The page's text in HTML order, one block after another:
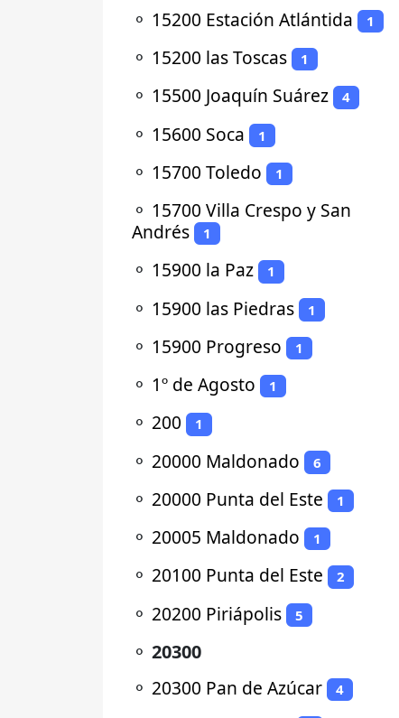
⚬ 15200 Estación Atlántida 1
⚬ 15200 las Toscas 1
⚬ 15500 Joaquín Suárez 4
⚬ 15600 Soca 1
⚬ 15700 Toledo 1
⚬ 15700 Villa Crespo y San
Andrés
1
⚬ 15900 la Paz 1
⚬ 15900 las Piedras 1
⚬ 15900 Progreso 1
⚬ 1º de Agosto 1
⚬ 200 1
⚬ 20000 Maldonado 6
⚬ 20000 Punta del Este 1
⚬ 20005 Maldonado 1
⚬ 20100 Punta del Este 2
⚬ 20200 Piriápolis 5
⚬ 20300
⚬ 20300 Pan de Azúcar 4